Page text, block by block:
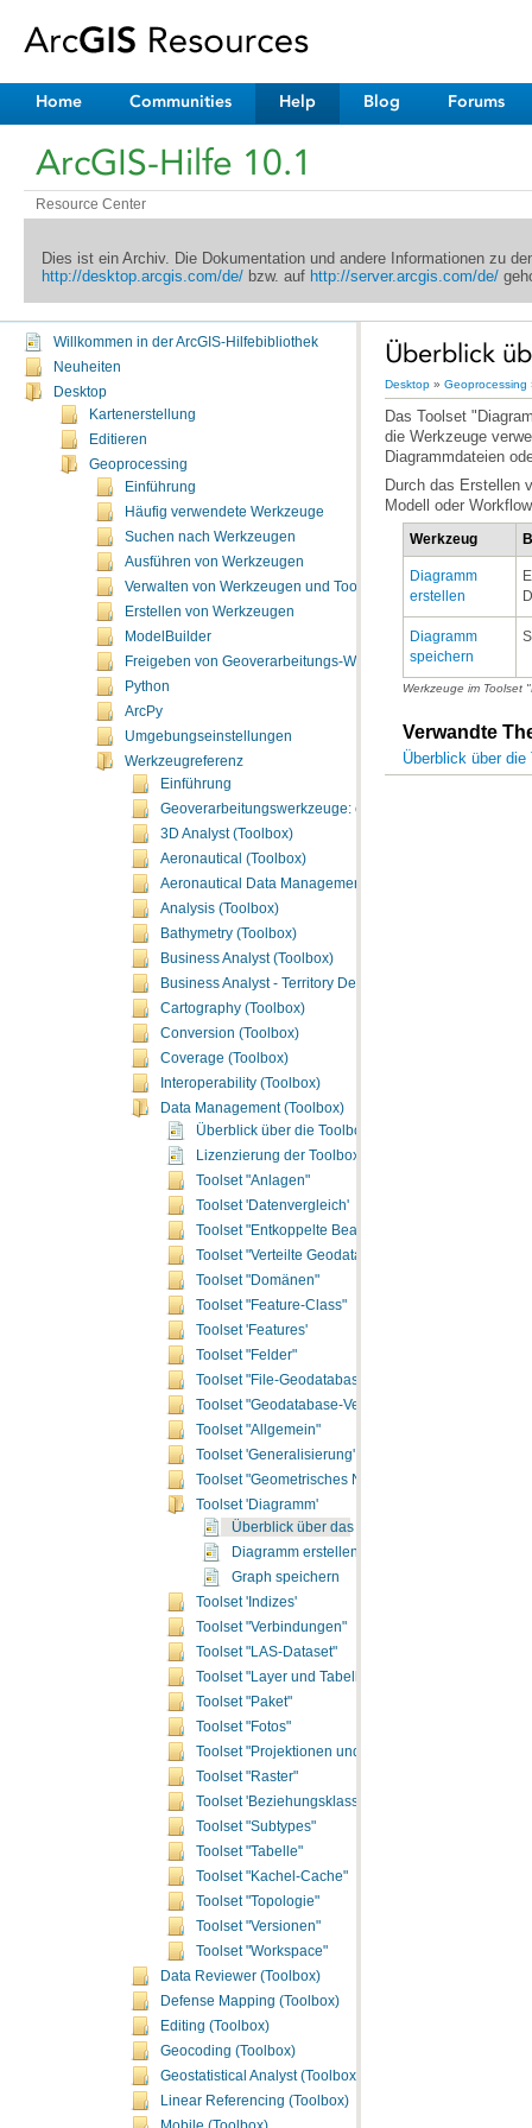
Home Communities Help Blog Forums
ArcGIS-Hilfe 10.1
Resource Center
Dies ist ein Archiv. Die Dokumentation und andere Informationen zu
http://desktop.arcgis.com/de/bzw. auf http://server.arcgis.com/de/
Willkommen in der ArcGIS-Hilfebibliothek
Neuheiten
Desktop
Kartenerstellung
Editieren
Geoprocessing
Einführung
Häufig verwendete Werkzeuge
Suchen nach Werkzeugen
Ausführen von Werkzeugen
Verwalten von Werkzeugen und Toolboxes
Erstellen von Werkzeugen
ModelBuilder
Freigeben von Geoverarbeitungs-Workflows
Python
ArcPy
Umgebungseinstellungen
Werkzeugreferenz
Einführung
Geoverarbeitungswerkzeuge: ergänzende Themen
3D Analyst (Toolbox)
Aeronautical (Toolbox)
Aeronautical Data Management (Toolbox)
Analysis (Toolbox)
Bathymetry (Toolbox)
Business Analyst (Toolbox)
Business Analyst - Territory Design (Toolbox)
Cartography (Toolbox)
Conversion (Toolbox)
Coverage (Toolbox)
Interoperability (Toolbox)
Data Management (Toolbox)
Überblick über die Toolbox "Data Management"
Lizenzierung der Toolbox "Data Management"
Toolset "Anlagen"
Toolset 'Datenvergleich'
Toolset "Entkoppelte Bearbeitung"
Toolset "Verteilte Geodatabase"
Toolset "Domänen"
Toolset "Feature-Class"
Toolset 'Features'
Toolset "Felder"
Toolset "File-Geodatabase"
Toolset "Geodatabase-Verwaltung"
Toolset "Allgemein"
Toolset 'Generalisierung'
Toolset "Geometrisches Netzwerk"
Toolset 'Diagramm'
Überblick über das Toolset "Diagramm"
Diagramm erstellen
Graph speichern
Toolset 'Indizes'
Toolset "Verbindungen"
Toolset "LAS-Dataset"
Toolset "Layer und Tabellensichten"
Toolset "Paket"
Toolset "Fotos"
Toolset "Projektionen und Transformationen"
Toolset "Raster"
Toolset 'Beziehungsklassen'
Toolset "Subtypes"
Toolset "Tabelle"
Toolset "Kachel-Cache"
Toolset "Topologie"
Toolset "Versionen"
Toolset "Workspace"
Data Reviewer (Toolbox)
Defense Mapping (Toolbox)
Editing (Toolbox)
Geocoding (Toolbox)
Geostatistical Analyst (Toolbox)
Linear Referencing (Toolbox)
Überblick
Desktop » Geoprocessing
Diagrammdateien
Modell oder
Werkzeug
erstellen
speichern
Werkzeuge im Toolset
Verwandte
Überblick über